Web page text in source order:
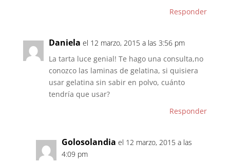
Responder
Daniela el 12 marzo, 2015 a las 3:56 pm
La tarta luce genial! Te hago una consulta,no
conozco las laminas de gelatina, si quisiera
usar gelatina sin sabir en polvo, cuánto
tendría que usar?
Responder
Golosolandia el 12 marzo, 2015 a las
4:09 pm